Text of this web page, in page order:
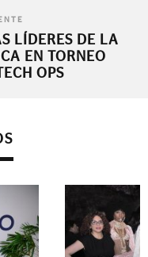
LÍDERES DE LA
EN TORNEO
OPS